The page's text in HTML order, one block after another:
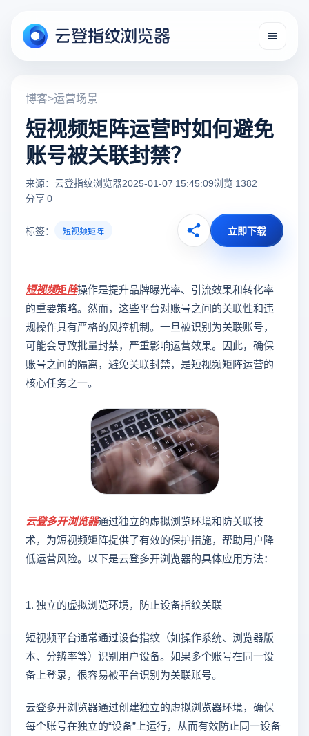
博客>运营场景
短视频矩阵运营时如何避免
账号被关联封禁？
来源：云登指纹浏览器2025-01-07 15:45:09浏览 1382
分享 0
标签： 短视频矩阵 立即下载
短视频矩阵操作是提升品牌曝光率、引流效果和转化率
的重要策略。然而，这些平台对账号之间的关联性和违
规操作具有严格的风控机制。一旦被识别为关联账号，
可能会导致批量封禁，严重影响运营效果。因此，确保
账号之间的隔离，避免关联封禁，是短视频矩阵运营的
核心任务之一。
云登多开浏览器通过独立的虚拟浏览环境和防关联技
术，为短视频矩阵提供了有效的保护措施，帮助用户降
低运营风险。以下是云登多开浏览器的具体应用方法：
1. 独立的虚拟浏览环境，防止设备指纹关联
短视频平台通常通过设备指纹（如操作系统、浏览器版
本、分辨率等）识别用户设备。如果多个账号在同一设
备上登录，很容易被平台识别为关联账号。
云登多开浏览器通过创建独立的虚拟浏览器环境，确保
每个账号在独立的“设备”上运行，从而有效防止同一设备